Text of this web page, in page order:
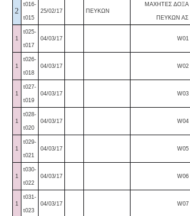
2
t016-
t015
25/02/17 ΠΕΥΚΩΝ
ΜΑΧΗΤΕΣ ΔΟΞΑ
ΠΕΥΚΩΝ ΑΣ
1
t025-
t017
04/03/17 W01
1
t026-
t018
04/03/17 W02
1
t027-
t019
04/03/17 W03
1
t028-
t020
04/03/17 W04
1
t029-
t021
04/03/17 W05
1
t030-
t022
04/03/17 W06
1
t031-
t023
04/03/17 W07